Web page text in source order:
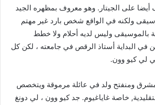
أيضا على الجيتار. وهو معروف بمظهره الجيد
ولكنه في الواقع شخص بارد غير مهتم
بالموسيقى وليس لديه أحلام ولا خطط
البداية أستاذ الرقص في جامعته ، لكن كل
لي كيو وون.
ومنفتح ولد في عائلة مرموقة ويتخصص
خاصة غاياغيوم. جد كيو وون ، لي دونغ